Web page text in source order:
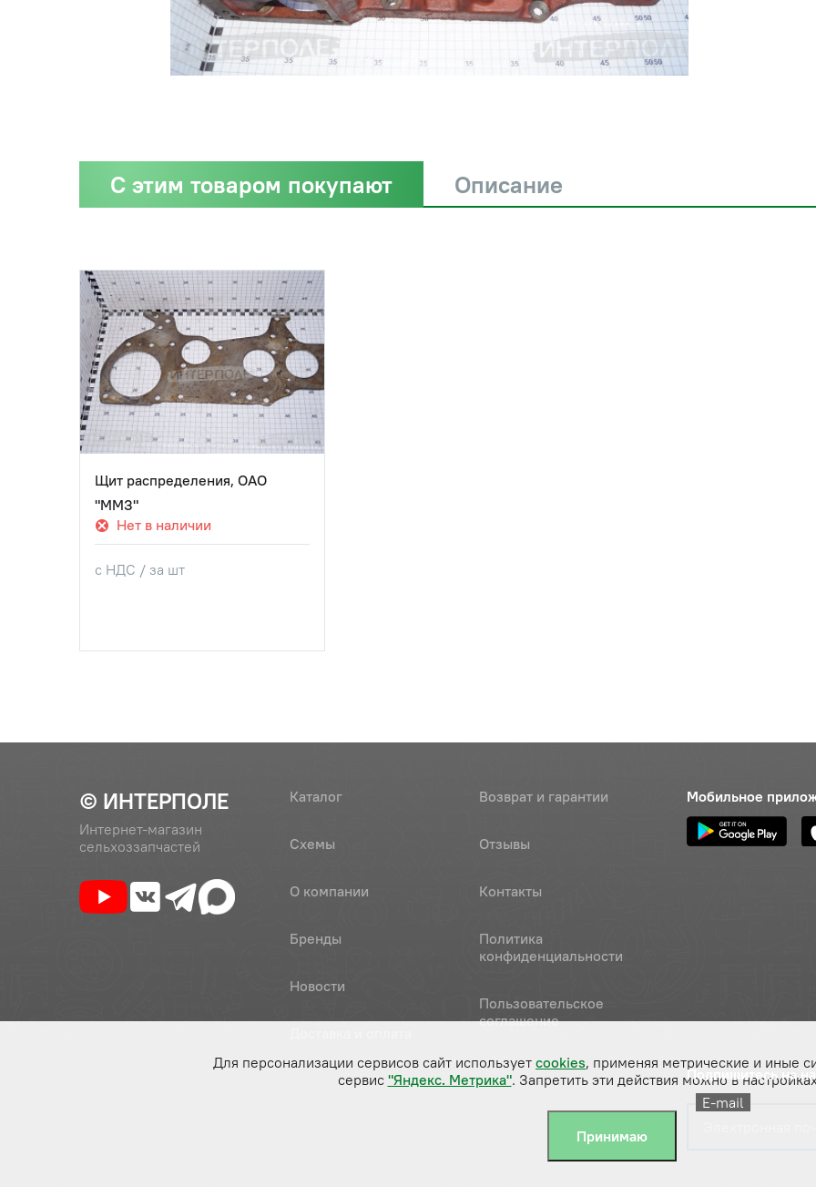
С этим товаром покупают Описание
Щит распределения, ОАО
"ММЗ"
Нет в наличии
с НДС / за шт
© ИНТЕРПОЛЕ
Интернет-магазин
сельхоззапчастей
Каталог
Схемы
О компании
Бренды
Новости
Возврат и гарантии
Отзывы
Контакты
Политика
конфиденциальности
Пользовательское
соглашение
Мобильное
Подпишитесь на
E-mail
Для персонализации сервисов сайт использует cookies, применяя метрические и иные
сервис "Яндекс. Метрика". Запретить эти действия можно в
Принимаю